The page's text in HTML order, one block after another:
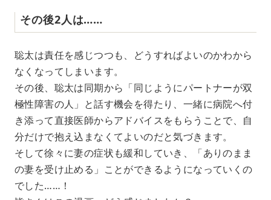
その後2人は……
聡太は責任を感じつつも、どうすればよいのかわから
なくなってしまいます。
その後、聡太は同期から「同じようにパートナーが双
極性障害の人」と話す機会を得たり、一緒に病院へ付
き添って直接医師からアドバイスをもらうことで、自
分だけで抱え込まなくてよいのだと気づきます。
そして徐々に妻の症状も緩和していき、「ありのまま
の妻を受け止める」ことができるようになっていくの
でした……！